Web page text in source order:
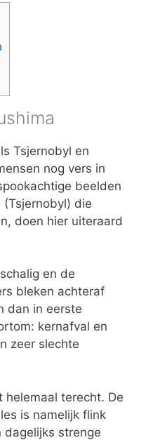
Tsjernobyl en
nog vers in
beelden
die
doen hier uiteraard
en de
bleken achteraf
dan in eerste
kernafval en
zeer slechte
helemaal terecht. De
is namelijk flink
dagelijks strenge